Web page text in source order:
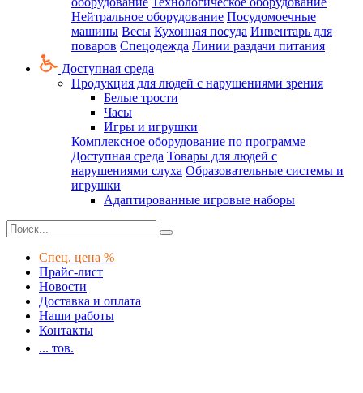
Нейтральное оборудование Посудомоечные
машины Весы Кухонная посуда Инвентарь для
поваров Спецодежда Линии раздачи питания
Доступная среда
Продукция для людей с нарушениями зрения
Белые трости
Часы
Игры и игрушки
Комплексное оборудование по программе
Доступная среда Товары для людей с
нарушениями слуха Образовательные системы и
игрушки
Адаптированные игровые наборы
Спец. цена %
Прайс-лист
Новости
Доставка и оплата
Наши работы
Контакты
... тов.